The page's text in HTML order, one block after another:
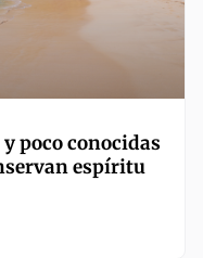
poco conocidas
espíritu